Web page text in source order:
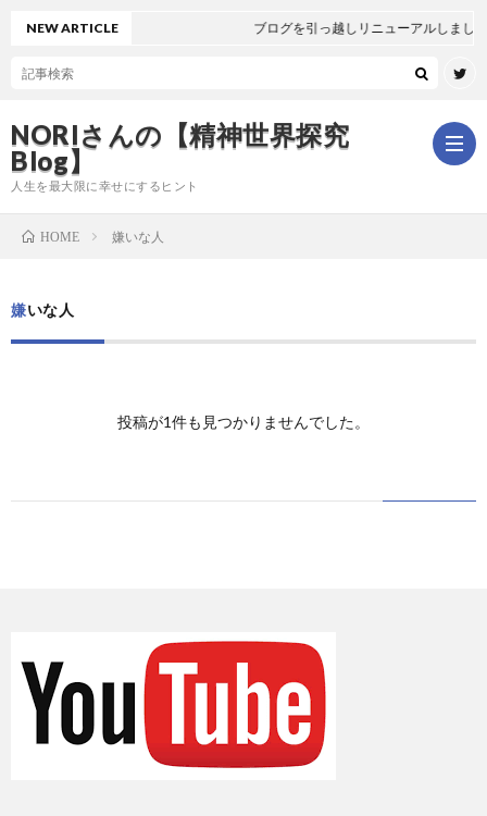
NORIさんの【精神世界探究
Blog】
人生を最大限に幸せにするヒント
に
情
て
お
NEW ARTICLE ブログを引っ越しリニューアルしました
HOME 嫌いな人
嫌いな人
投稿が1件も見つかりませんでした。